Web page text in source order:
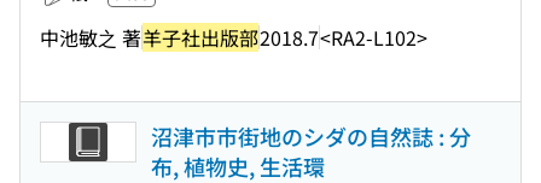
中池敏之 著羊子社出版部2018.7<RA2-L102>
沼津市市街地のシダの自然誌 : 分
布, 植物史, 生活環